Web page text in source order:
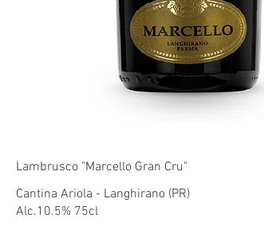
Lambrusco "Marcello Gran Cru"
Cantina Ariola - Langhirano (PR)
Alc.10.5% 75cl